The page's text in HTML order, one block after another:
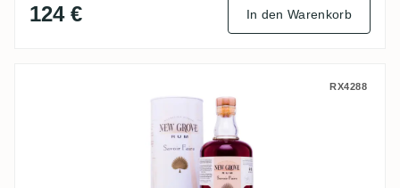
124 € In den Warenkorb
Grays New Grove Savoir Faire Double
RX4288